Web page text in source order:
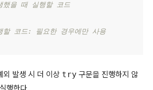
을 때 실행할 코드
코드: 필요한 경우에만 사용
외 발생 시 더 이상 try 구문을 진행하지 않